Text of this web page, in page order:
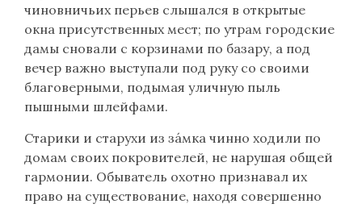
чиновничьих перьев слышался в открытые
окна присутственных мест; по утрам городские
дамы сновали с корзинами по базару, а под
вечер важно выступали под руку со своими
благоверными, подымая уличную пыль
пышными шлейфами.
Старики и старухи из зáмка чинно ходили по
домам своих покровителей, не нарушая общей
гармонии. Обыватель охотно признавал их
право на существование, находя совершенно